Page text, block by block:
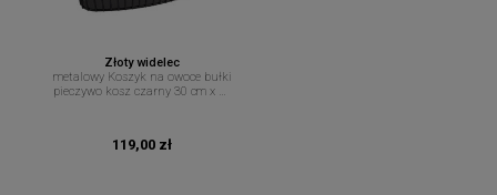
Złoty widelec
metalowy Koszyk na owoce bułki
pieczywo kosz czarny 30 cm x 14
119,00 zł